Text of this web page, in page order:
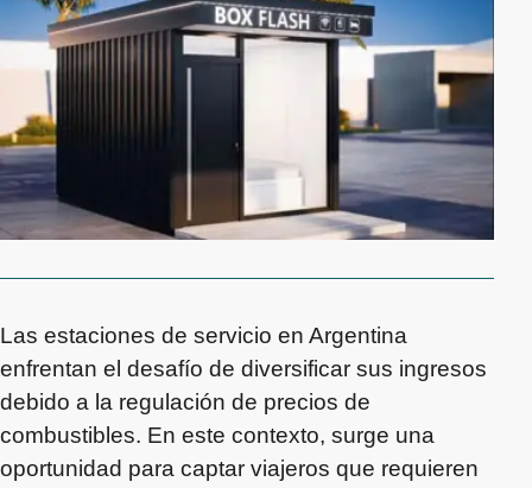
Las estaciones de servicio en Argentina
enfrentan el desafío de diversificar sus ingresos
debido a la regulación de precios de
combustibles. En este contexto, surge una
oportunidad para captar viajeros que requieren